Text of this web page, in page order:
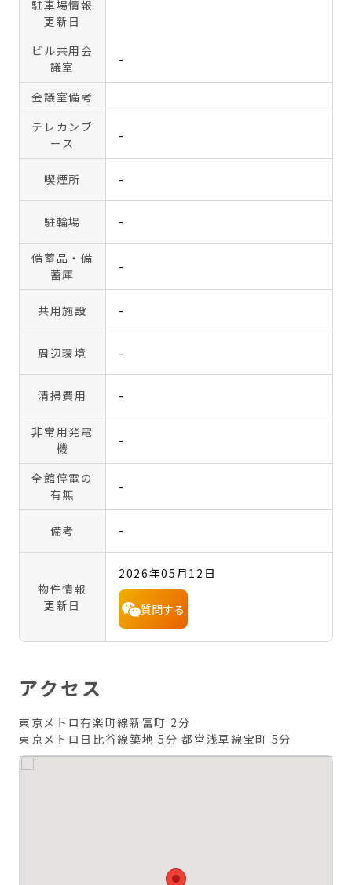
駐車場情報
更新日
ビル共用会
議室
-
会議室備考
テレカンブ
ース
-
喫煙所 -
駐輪場 -
備蓄品・備
蓄庫
-
共用施設 -
周辺環境 -
清掃費用 -
非常用発電
機
-
全館停電の
有無
-
備考 -
物件情報
更新日
2026年05月12日
質問する
アクセス
東京メトロ有楽町線新富町 2分
東京メトロ日比谷線築地 5分 都営浅草線宝町 5分